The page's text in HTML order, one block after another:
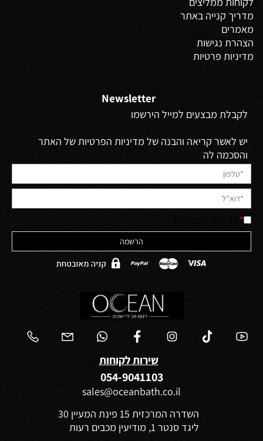
מדריך קנייה באתר
מאמרים
הצהרת נגישות
מדיניות פרטיות
Newsletter
לקבלת מבצעים למייל הירשמו
יש לאשר קריאה והבנה של מדיניות הפרטיות של האתר
והסכמה לה
*
שירות לקוחות
054-9041103
sales@oceanbath.co.il
השדרה המרכזית 15 פינת המעיין 30
ליגד סנטר 1, מודיעין מכבים רעות